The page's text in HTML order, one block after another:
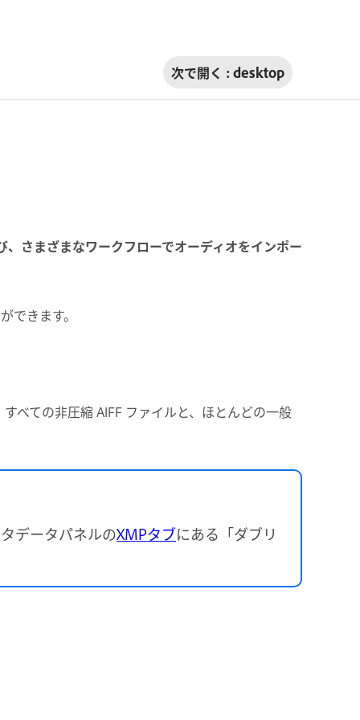
次で開く : desktop
さまざまなワークフローでオーディオをインポー
できます。
べての非圧縮 AIFF ファイルと、ほとんどの一般
データパネルのXMPタブにある「ダブリ